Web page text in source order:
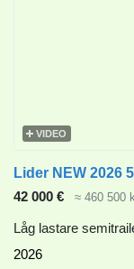
VIDEO
42 000 € ≈ 460 500
Låg lastare
2026